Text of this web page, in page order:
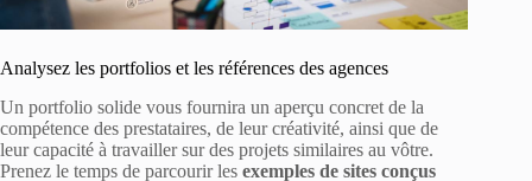
Analysez les portfolios et les références des agences
Un portfolio solide vous fournira un aperçu concret de la
compétence des prestataires, de leur créativité, ainsi que de
leur capacité à travailler sur des projets similaires au vôtre.
Prenez le temps de parcourir les exemples de sites conçus